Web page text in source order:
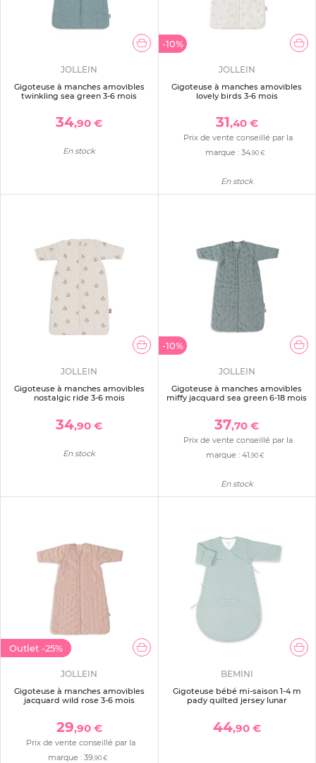
JOLLEIN
Gigoteuse à manches amovibles
twinkling sea green 3-6 mois
34,90 €
En stock
-10%
JOLLEIN
Gigoteuse à manches amovibles
lovely birds 3-6 mois
31,40 €
Prix de vente conseillé par la
marque :34,90 €
En stock
JOLLEIN
Gigoteuse à manches amovibles
nostalgic ride 3-6 mois
34,90 €
En stock
-10%
JOLLEIN
Gigoteuse à manches amovibles
miffy jacquard sea green 6-18 mois
37,70 €
Prix de vente conseillé par la
marque :41,90 €
En stock
Outlet -25%
JOLLEIN
Gigoteuse à manches amovibles
jacquard wild rose 3-6 mois
29,90 €
Prix de vente conseillé par la
marque : 39 ,90 €
BEMINI
Gigoteuse bébé mi-saison 1-4 m
pady quilted jersey lunar
44,90 €